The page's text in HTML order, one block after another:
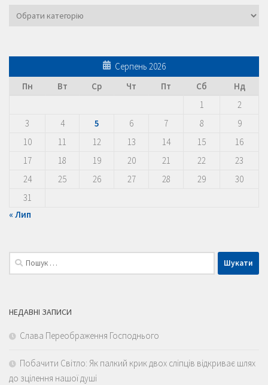
Категорії
Серпень 2026
Пн
Вт Ср Чт Пт Сб
Нд
1
2
3
4 5 6 7 8
9
10
11 12 13 14 15
16
17
18 19 20 21 22
23
24
25 26 27 28 29
30
31
« Лип
Пошук:
НЕДАВНІ ЗАПИСИ
Слава Переображення Господнього
Побачити Світло: Як палкий крик двох сліпців відкриває шлях
до зцілення нашої душі